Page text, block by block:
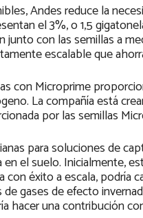
Andes reduce la
el 3%, o 1,5
con las semillas a
escalable que
con Microprime
La compañía está
por las semillas
para soluciones de
el suelo. Inicialmente,
éxito a escala, podría
gases de efecto
hacer una contribución